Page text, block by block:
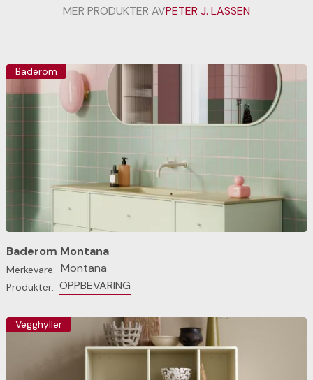
MER PRODUKTER AVPETER J. LASSEN
Baderom
Baderom Montana
Merkevare: Montana
Produkter: OPPBEVARING
Vegghyller